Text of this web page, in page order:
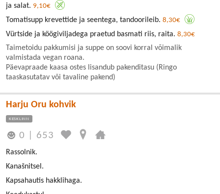
ja salat. 9,10€
Tomatisupp krevettide ja seentega, tandoorileib. 8,30€
Vürtside ja köögiviljadega praetud basmati riis, raita. 8,30€
Taimetoidu pakkumisi ja suppe on soovi korral võimalik
valmistada vegan roana.
Päevapraade kaasa ostes lisandub pakenditasu (Ringo
taaskasutatav või tavaline pakend)
Harju Oru kohvik
KESKLINN
0 653
Rassolnik.
Kanašnitsel.
Kapsahautis hakklihaga.